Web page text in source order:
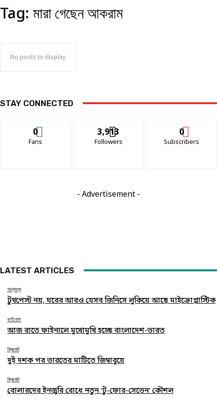
Tag: মারা গেছেন আকরাম
No posts to display
STAY CONNECTED
0
Fans
3,913
Followers
0
Subscribers
- Advertisement -
LATEST ARTICLES
অন্যান্য
টুথপেস্ট নয়, ঘরের আরও যেসব জিনিসে লুকিয়ে আছে মাইক্রোপ্লাস্টিক
ফাইনাল
আজ রাতে ফাইনালে মুখোমুখি হচ্ছে বাংলাদেশ-ভারত
ক্রিকেট
দুই দশক পর ভারতের মাটিতে জিম্বাবুয়ে
ক্রিকেট
বোলারদের ইনজুরি রোধে নতুন ‘টু-ফোর-সেভেন’ কৌশল